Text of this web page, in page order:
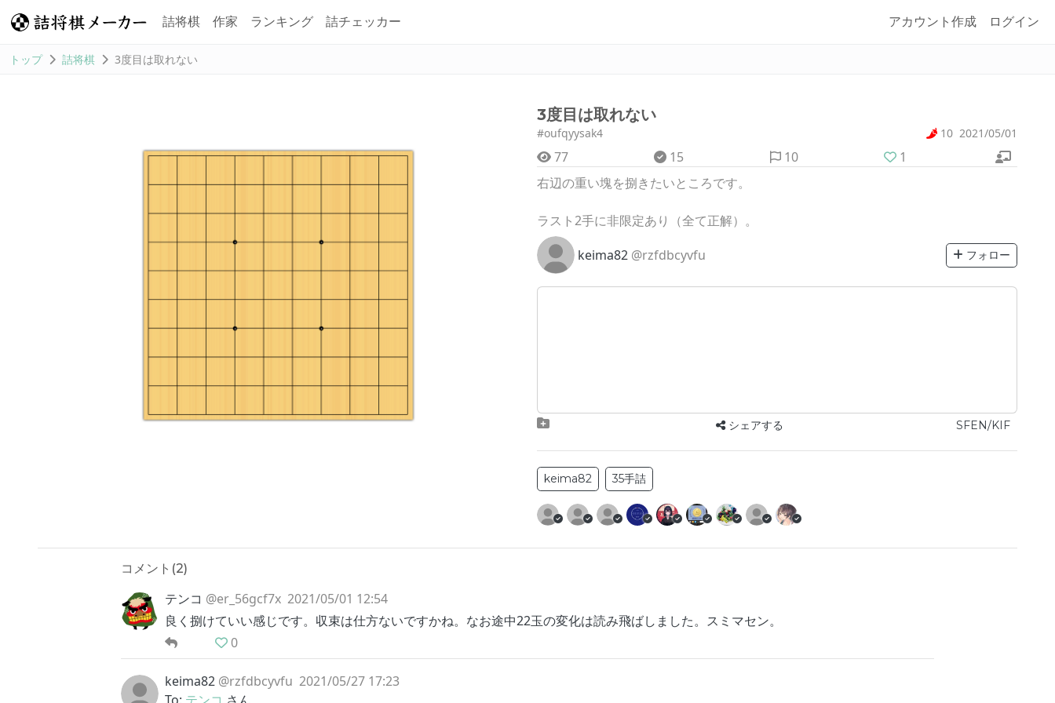
詰将棋 作家 ランキング 詰チェッカー アカウント作成 ログイン
トップ 詰将棋 3度目は取れない
3度目は取れない
#oufqyysak4 10 2021/05/01
77 15 10
1
右辺の重い塊を捌きたいところです。
ラスト2手に非限定あり（全て正解）。
keima82 @rzfdbcyvfu フォロー
シェアする SFEN/KIF
keima82 35手詰
コメント(2)
テンコ @er_56gcf7x 2021/05/01 12:54
良く捌けていい感じです。収束は仕方ないですかね。なお途中22玉の変化は読み飛ばしました。スミマセン。
0
keima82 @rzfdbcyvfu 2021/05/27 17:23